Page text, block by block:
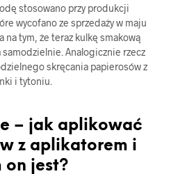
stosowano przy produkcji
wycofano ze sprzedaży w maju
na tym, że teraz kulkę smakową
samodzielnie. Analogicznie rzecz
skręcania papierosów z
i tytoniu.
– jak aplikować
z aplikatorem i
on jest?